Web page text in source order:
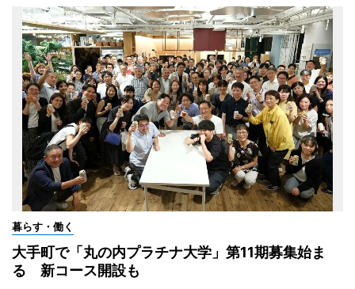
暮らす・働く
大手町で「丸の内プラチナ大学」第11期募集始ま
る 新コース開設も